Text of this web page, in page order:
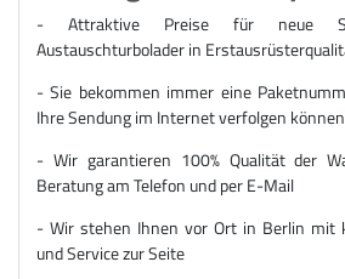
- Attraktive Preise für neue
Austauschturbolader in
- Sie bekommen immer eine
Ihre Sendung im Internet verfolgen können
- Wir garantieren 100% Qualität der
Beratung am Telefon und per E-Mail
- Wir stehen Ihnen vor Ort in Berlin mit
und Service zur Seite